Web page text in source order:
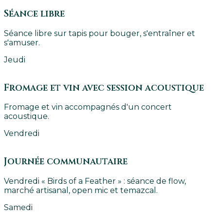
Séance libre
Séance libre sur tapis pour bouger, s'entraîner et
s'amuser.
Jeudi
Fromage et vin avec session acoustique
Fromage et vin accompagnés d'un concert
acoustique.
Vendredi
Journée communautaire
Vendredi « Birds of a Feather » : séance de flow,
marché artisanal, open mic et temazcal.
Samedi